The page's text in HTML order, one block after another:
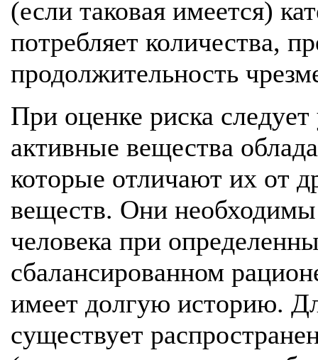
(если таковая имеется)
потребляет
продолжительность
При оценке риска
активные вещества
которые отличают их от
веществ. Они необходимы
человека при
сбалансированном
имеет долгую историю.
существует